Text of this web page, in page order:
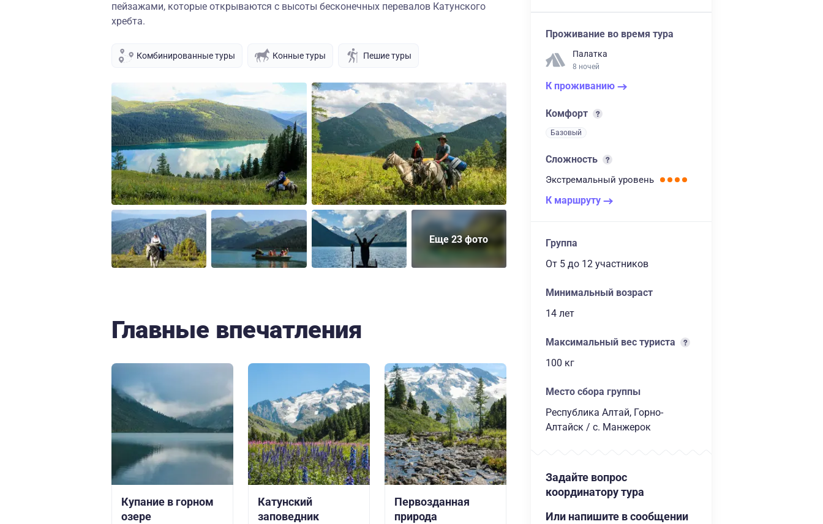
пейзажами, которые открываются с высоты бесконечных перевалов Катунского
хребта.
Комбинированные туры Конные туры Пешие туры
Еще 23 фото
Главные впечатления
Купание в горном
озере
Катунский
заповедник
Первозданная
природа
Проживание во время тура
Палатка
8 ночей
К проживанию
Комфорт
Базовый
Сложность
Экстремальный уровень
К маршруту
Группа
От 5 до 12 участников
Минимальный возраст
14 лет
Максимальный вес туриста
100 кг
Место сбора группы
Республика Алтай, Горно-
Алтайск / с. Манжерок
Задайте вопрос
координатору тура
Или напишите в сообщении